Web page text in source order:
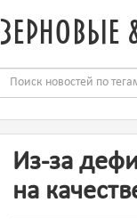
зерновые
Из-за
на